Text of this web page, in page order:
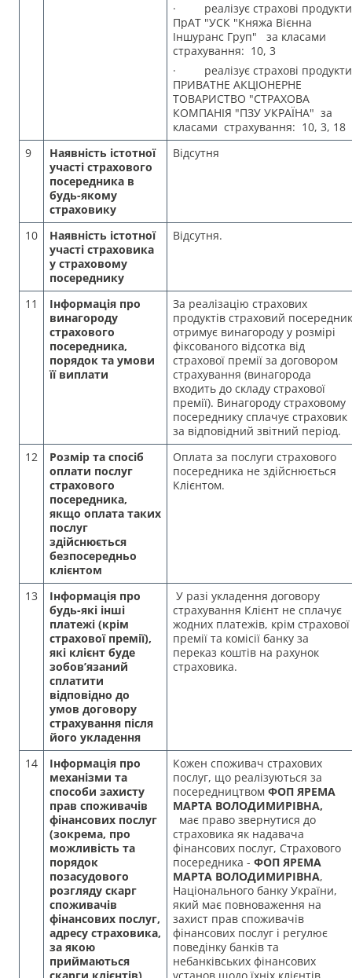
· реалізує страхові продукти
ПрАТ "УСК "Княжа Вієнна
Іншуранс Груп" за класами
страхування: 10, 3
· реалізує страхові продукти
ПРИВАТНЕ АКЦІОНЕРНЕ
ТОВАРИСТВО "СТРАХОВА
КОМПАНІЯ "ПЗУ УКРАЇНА" за
класами страхування: 10, 3, 18
9
Наявність істотної
участі страхового
посередника в
будь-якому
страховику
Відсутня
10
Наявність істотної
участі страховика
у страховому
посереднику
Відсутня.
11
Інформація про
винагороду
страхового
посередника,
порядок та умови
її виплати
За реалізацію страхових
продуктів страховий посередник
отримує винагороду у розмірі
фіксованого відсотка від
страхової премії за договором
страхування (винагорода
входить до складу страхової
премії). Винагороду страховому
посереднику сплачує страховик
за відповідний звітний період.
12
Розмір та спосіб
оплати послуг
страхового
посередника,
якщо оплата таких
послуг
здійснюється
безпосередньо
клієнтом
Оплата за послуги страхового
посередника не здійснюється
Клієнтом.
13
Інформація про
будь-які інші
платежі (крім
страхової премії),
які клієнт буде
зобов’язаний
сплатити
відповідно до
умов договору
страхування після
його укладення
У разі укладення договору
страхування Клієнт не сплачує
жодних платежів, крім страхової
премії та комісії банку за
переказ коштів на рахунок
страховика.
14
Інформація про
механізми та
способи захисту
прав споживачів
фінансових послуг
(зокрема, про
можливість та
порядок
позасудового
розгляду скарг
споживачів
фінансових послуг,
адресу страховика,
за якою
приймаються
Кожен споживач страхових
послуг, що реалізуються за
посередництвом ФОП ЯРЕМА
МАРТА ВОЛОДИМИРІВНА,
має право звернутися до
страховика як надавача
фінансових послуг, Страхового
посередника - ФОП ЯРЕМА
МАРТА ВОЛОДИМИРІВНА,
Національного банку України,
який має повноваження на
захист прав споживачів
фінансових послуг і регулює
поведінку банків та
небанківських фінансових